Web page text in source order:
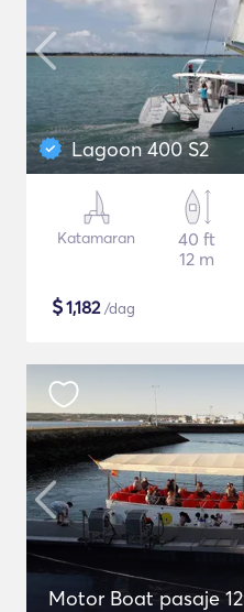
Lagoon 400 S2
Katamaran
40 ft
12 m
$1,182/dag
Motor Boat pasaje 12